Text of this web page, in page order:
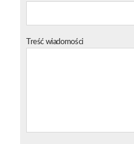
Treść wiadomości